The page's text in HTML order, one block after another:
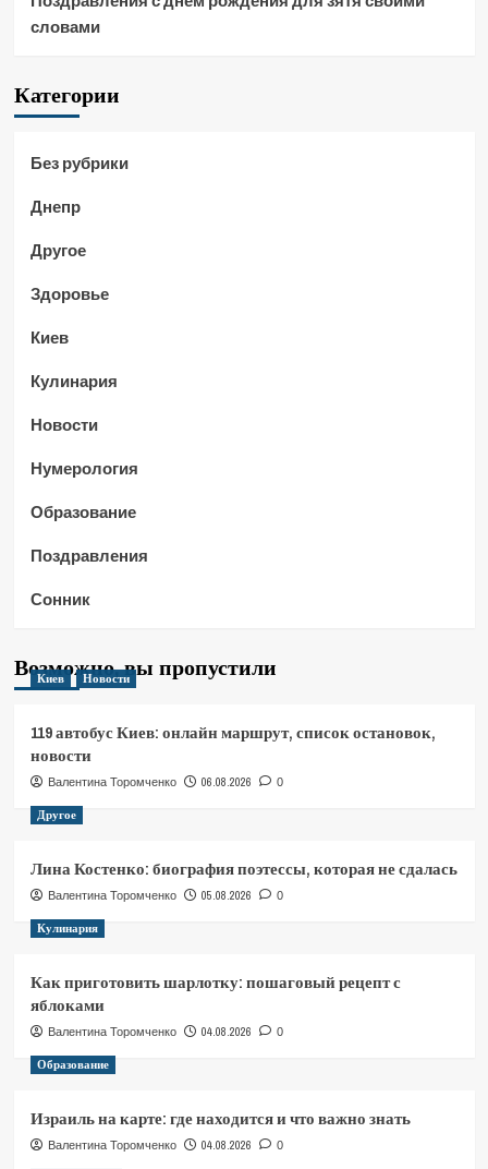
словами
Категории
Без рубрики
Днепр
Другое
Здоровье
Киев
Кулинария
Новости
Нумерология
Образование
Поздравления
Сонник
Возможно, вы пропустили
Киев Новости
119 автобус Киев: онлайн маршрут, список остановок,
новости
Валентина Торомченко 06.08.2026 0
Другое
Лина Костенко: биография поэтессы, которая не сдалась
Валентина Торомченко 05.08.2026 0
Кулинария
Как приготовить шарлотку: пошаговый рецепт с
яблоками
Валентина Торомченко 04.08.2026 0
Образование
Израиль на карте: где находится и что важно знать
Валентина Торомченко 04.08.2026 0